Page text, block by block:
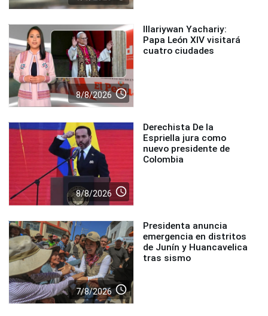
8/8/2026 access_time
Illariywan Yachariy:
Papa León XIV visitará
cuatro ciudades
8/8/2026 access_time
Derechista De la
Espriella jura como
nuevo presidente de
Colombia
7/8/2026 access_time
Presidenta anuncia
emergencia en distritos
de Junín y Huancavelica
tras sismo